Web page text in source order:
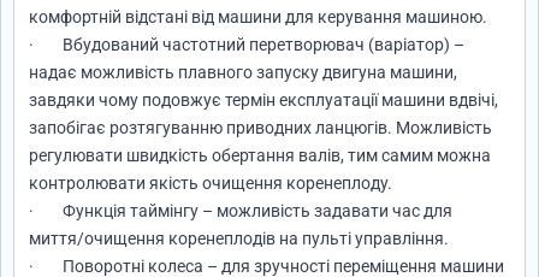
комфортній відстані від машини для керування машиною.
· Вбудований частотний перетворювач (варіатор) –
надає можливість плавного запуску двигуна машини,
завдяки чому подовжує термін експлуатації машини вдвічі,
запобігає розтягуванню приводних ланцюгів. Можливість
регулювати швидкість обертання валів, тим самим можна
контролювати якість очищення коренеплоду.
· Функція таймінгу – можливість задавати час для
миття/очищення коренеплодів на пульті управління.
· Поворотні колеса – для зручності переміщення машини